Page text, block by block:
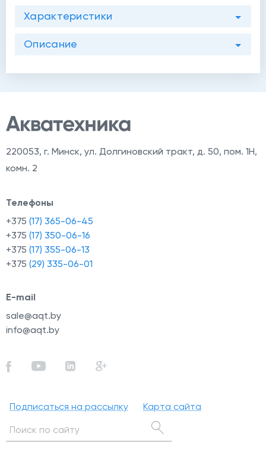
Характеристики
Описание
220053, г. Минск, ул. Долгиновский тракт, д. 50, пом. 1Н,
комн. 2
Телефоны
+375 (17) 365-06-45
+375 (17) 350-06-16
+375 (17) 355-06-13
+375 (29) 335-06-01
E-mail
sale@aqt.by
info@aqt.by
Подписаться на рассылку Карта сайта